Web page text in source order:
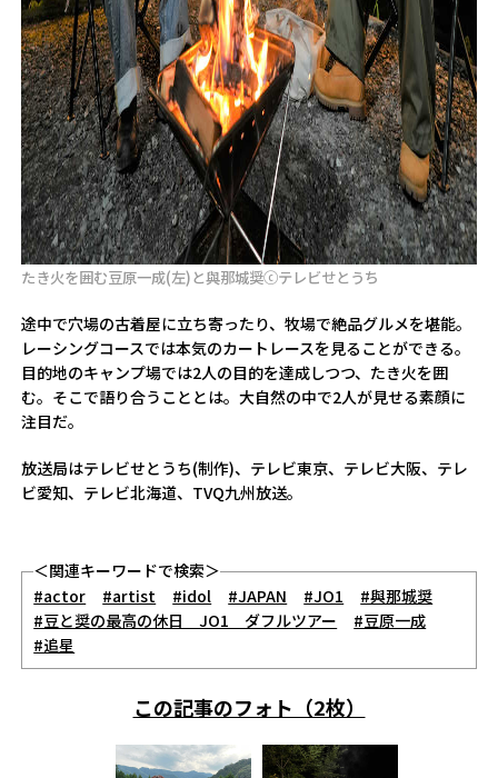
たき火を囲む豆原一成(左)と與那城奨ⓒテレビせとうち
途中で穴場の古着屋に立ち寄ったり、牧場で絶品グルメを堪能。
レーシングコースでは本気のカートレースを見ることができる。
目的地のキャンプ場では2人の目的を達成しつつ、たき火を囲
む。そこで語り合うこととは。大自然の中で2人が見せる素顔に
注目だ。
放送局はテレビせとうち(制作)、テレビ東京、テレビ大阪、テレ
ビ愛知、テレビ北海道、TVQ九州放送。
＜関連キーワードで検索＞
#actor
#artist #idol #JAPAN #JO1
#與那城奨
#豆と奨の最高の休日 JO1 ダフルツアー
#豆原一成
#追星
この記事のフォト（2枚）